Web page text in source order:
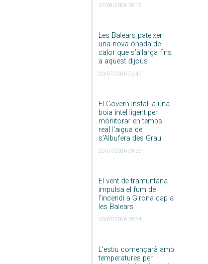
07/08/2026 08:12
Les Balears pateixen
una nova onada de
calor que s’allarga fins
a aquest dijous
20/07/2026 03:47
El Govern instal·la una
boia intel·ligent per
monitorar en temps
real l’aigua de
s’Albufera des Grau
20/07/2026 09:33
El vent de tramuntana
impulsa el fum de
l’incendi a Girona cap a
les Balears
03/07/2026 09:24
L’estiu començarà amb
temperatures per